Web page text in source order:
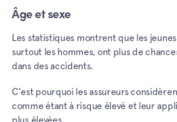
Âge et sexe
Les statistiques montrent que les
surtout les hommes, ont plus de
dans des accidents.
C'est pourquoi les assureurs
comme étant à risque élevé et leur